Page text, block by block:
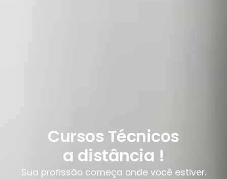
Cursos Técnicos
a distância !
Sua profissão começa onde você estiver.